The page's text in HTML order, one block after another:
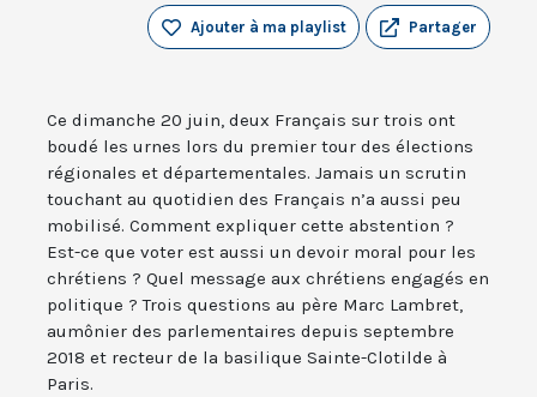
Partager
Ajouter à ma playlist
Ce dimanche 20 juin, deux Français sur trois ont
boudé les urnes lors du premier tour des élections
régionales et départementales. Jamais un scrutin
touchant au quotidien des Français n’a aussi peu
mobilisé. Comment expliquer cette abstention ?
Est-ce que voter est aussi un devoir moral pour les
chrétiens ? Quel message aux chrétiens engagés en
politique ? Trois questions au père Marc Lambret,
aumônier des parlementaires depuis septembre
2018 et recteur de la basilique Sainte-Clotilde à
Paris.